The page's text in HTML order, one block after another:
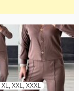
XL, XXL, XXXL